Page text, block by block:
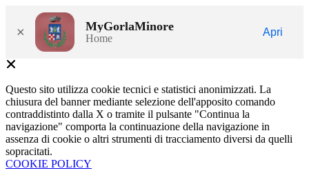
× MyGorlaMinore
Home
Apri
Questo sito utilizza cookie tecnici e statistici anonimizzati. La
chiusura del banner mediante selezione dell'apposito comando
contraddistinto dalla X o tramite il pulsante "Continua la
navigazione" comporta la continuazione della navigazione in
assenza di cookie o altri strumenti di tracciamento diversi da quelli
sopracitati.
COOKIE POLICY